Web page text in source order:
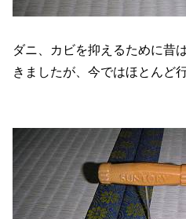
ダニ、カビを抑えるために昔
きましたが、今ではほとんど